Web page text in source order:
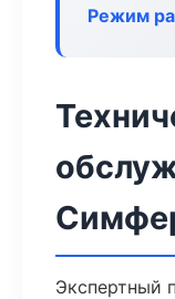
Режим
Экспертный